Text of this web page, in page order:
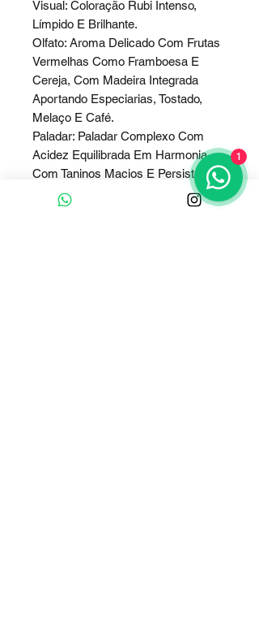
Visual: Coloração Rubi Intenso,
Límpido E Brilhante.
Olfato: Aroma Delicado Com Frutas
Vermelhas Como Framboesa E
Cereja, Com Madeira Integrada
Aportando Especiarias, Tostado,
Melaço E Café.
Paladar: Paladar Complexo Com
Acidez Equilibrada Em Harmonia
Com Taninos Macios E Persistentes
E O Tostado Da Madeira.
Graduação Alcoólica: 14% Vol.
1